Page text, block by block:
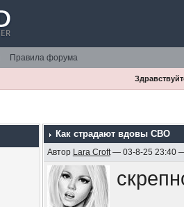
Правила форума
Как страдают вдовы СВО
Автор Lara Croft— 03-8-25 23:40